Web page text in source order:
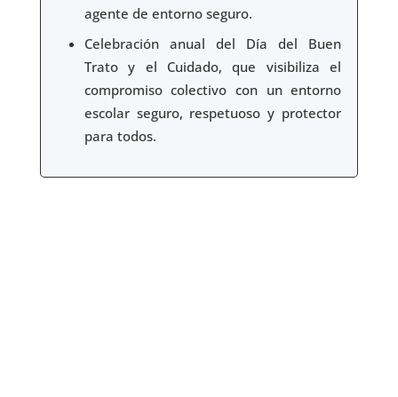
agente de entorno seguro.
Celebración anual del Día del Buen
Trato y el Cuidado, que visibiliza el
compromiso colectivo con un entorno
escolar seguro, respetuoso y protector
para todos.